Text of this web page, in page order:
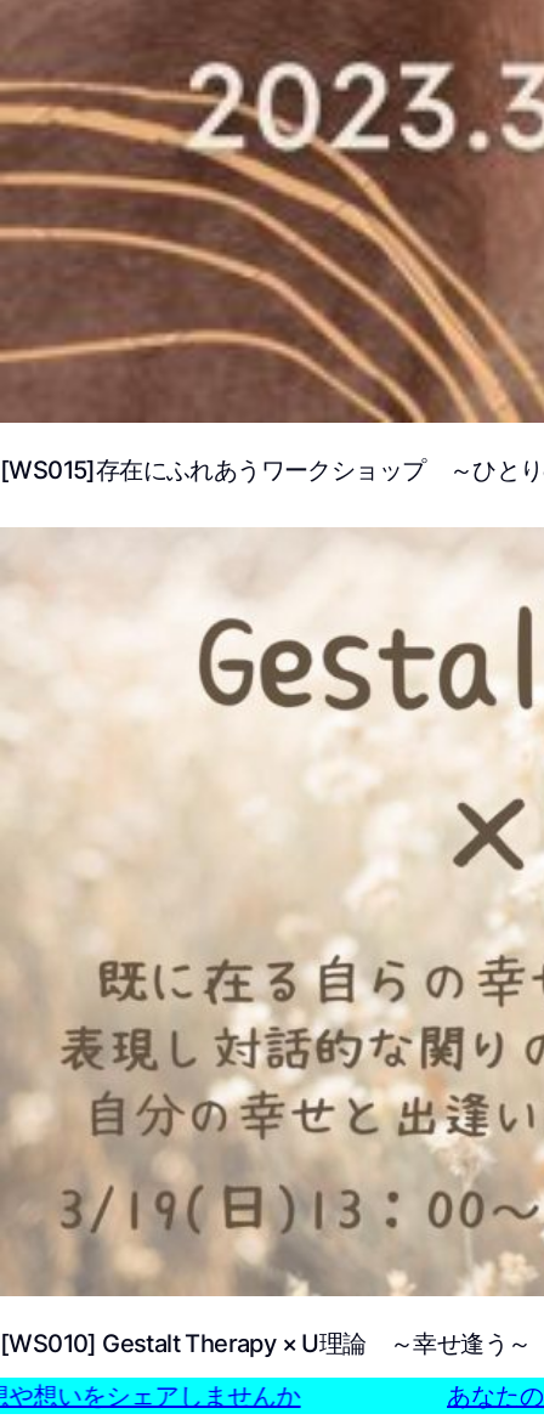
[WS015]存在にふれあうワークショップ ～ひと
[WS010] Gestalt Therapy × U理論 ～幸せ逢う～
いをシェアしませんか
あなたの